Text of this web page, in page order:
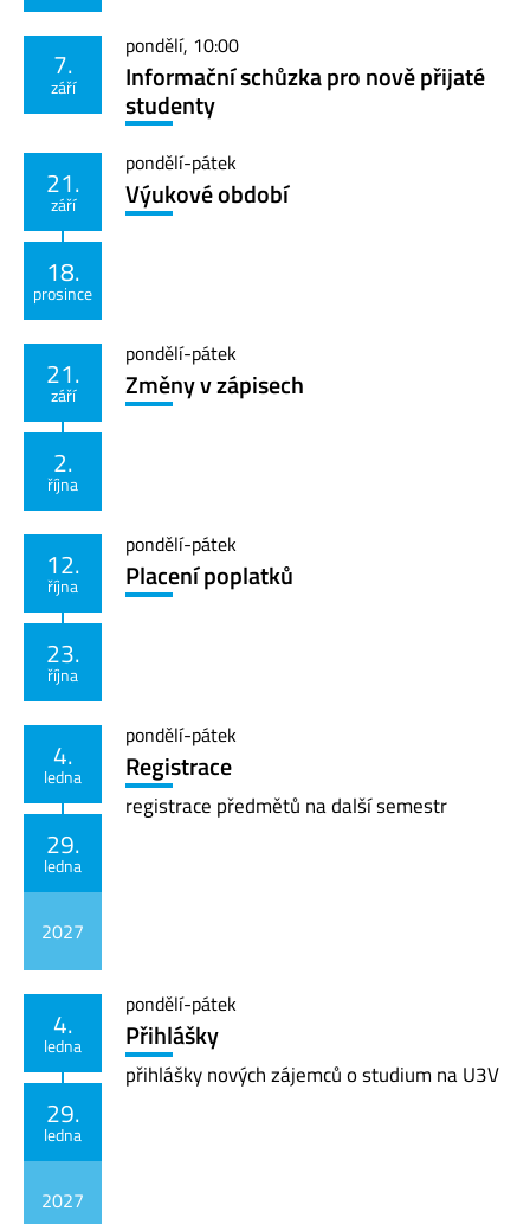
7.
září
pondělí, 10:00
Informační schůzka pro nově přijaté
studenty
21.
září
18.
prosince
pondělí-pátek
Výukové období
21.
září
2.
října
pondělí-pátek
Změny v zápisech
12.
října
23.
října
pondělí-pátek
Placení poplatků
4.
ledna
29.
ledna
2027
pondělí-pátek
Registrace
registrace předmětů na další semestr
4.
ledna
29.
ledna
2027
pondělí-pátek
Přihlášky
přihlášky nových zájemců o studium na U3V